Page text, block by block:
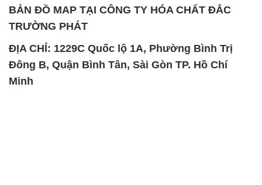
BẢN ĐỒ MAP TẠI CÔNG TY HÓA CHẤT ĐẮC
TRƯỜNG PHÁT
ĐỊA CHỈ: 1229C Quốc lộ 1A, Phường Bình Trị
Đông B, Quận Bình Tân, Sài Gòn TP. Hồ Chí
Minh